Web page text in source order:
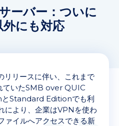
ーバー：ついに
にも対応
リースに伴い、これまで
いたSMB over QUIC
Standard Editionでも利
により、企業はVPNを使わ
ァイルへアクセスできる新